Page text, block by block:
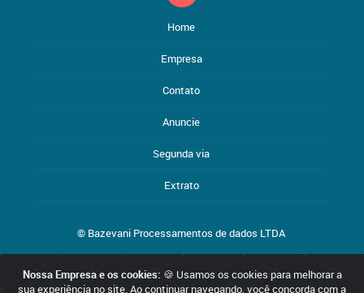
Home
Empresa
Contato
Anuncie
Segunda via
Extrato
© Bazevani Processamentos de dados LTDA
Reservamo-nos o direito de qualquer erro de digitação, assim como
Nossa Empresa e os cookies: 🍪 Usamos os cookies para melhorar a
sua experiência no site. Ao continuar navegando, você concorda com a